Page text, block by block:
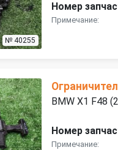
№ 40255
Номер
Примечание:
BMW X1 F48
Номер
Примечание: